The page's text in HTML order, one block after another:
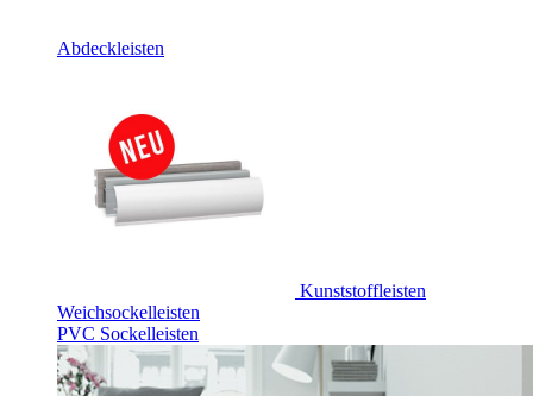
Abdeckleisten
Kunststoffleisten
Weichsockelleisten
PVC Sockelleisten